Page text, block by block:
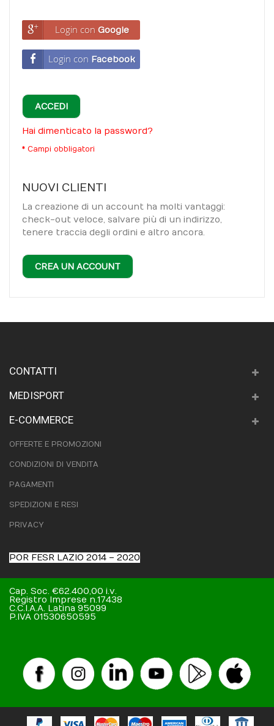
Login con Google
Login con Facebook
ACCEDI
Hai dimenticato la password?
NUOVI CLIENTI
La creazione di un account ha molti vantaggi:
check-out veloce, salvare più di un indirizzo,
tenere traccia degli ordini e altro ancora.
CREA UN ACCOUNT
CONTATTI
MEDISPORT
E-COMMERCE
OFFERTE E PROMOZIONI
CONDIZIONI DI VENDITA
PAGAMENTI
SPEDIZIONI E RESI
PRIVACY
POR FESR LAZIO 2014 – 2020
Cap. Soc. €62.400,00 i.v.
Registro Imprese n.17438
C.C.I.A.A. Latina 95099
P.IVA 01530650595